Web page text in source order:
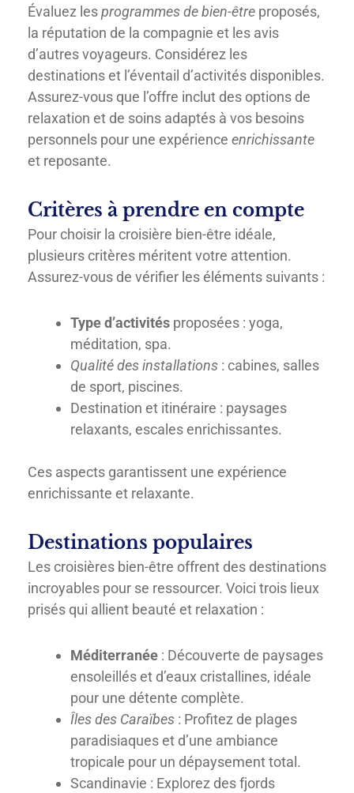
Évaluez lesprogrammes de bien-être proposés,
la réputation de la compagnie et les avis
d’autres voyageurs. Considérez les
destinations et l’éventail d’activités disponibles.
Assurez-vous que l’offre inclut des options de
relaxation et de soins adaptés à vos besoins
personnels pour une expérience enrichissante
et reposante.
Critères à prendre en compte
Pour choisir la croisière bien-être idéale,
plusieurs critères méritent votre attention.
Assurez-vous de vérifier les éléments suivants :
Type d’activités proposées : yoga,
méditation, spa.
Qualité des installations : cabines, salles
de sport, piscines.
Destination et itinéraire : paysages
relaxants, escales enrichissantes.
Ces aspects garantissent une expérience
enrichissante et relaxante.
Destinations populaires
Les croisières bien-être offrent des destinations
incroyables pour se ressourcer. Voici trois lieux
prisés qui allient beauté et relaxation :
Méditerranée : Découverte de paysages
ensoleillés et d’eaux cristallines, idéale
pour une détente complète.
Îles des Caraïbes : Profitez de plages
paradisiaques et d’une ambiance
tropicale pour un dépaysement total.
Scandinavie : Explorez des fjords